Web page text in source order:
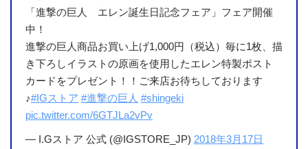
「進撃の巨人 エレン誕生日記念フェア」フェア開催
中！
進撃の巨人商品お買い上げ1,000円（税込）毎に1枚、描
き下ろしイラストの原画を使用したエレン特製ポスト
カードをプレゼント！！ご来店お待ちしております
♪#IGストア #進撃の巨人 #shingeki
pic.twitter.com/6GTJLa2vPv
— I.Gストア 公式 (@IGSTORE_JP) 2018年3月17日